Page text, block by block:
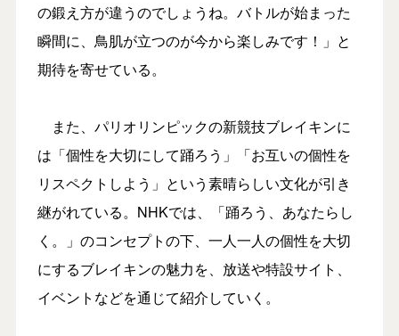
の鍛え方が違うのでしょうね。バトルが始まった
瞬間に、鳥肌が立つのが今から楽しみです！」と
期待を寄せている。
また、パリオリンピックの新競技ブレイキンに
は「個性を大切にして踊ろう」「お互いの個性を
リスペクトしよう」という素晴らしい文化が引き
継がれている。NHKでは、「踊ろう、あなたらし
く。」のコンセプトの下、一人一人の個性を大切
にするブレイキンの魅力を、放送や特設サイト、
イベントなどを通じて紹介していく。